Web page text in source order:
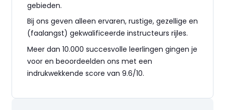
gebieden.
Bij ons geven alleen ervaren, rustige, gezellige en
(faalangst) gekwalificeerde instructeurs rijles.
Meer dan 10.000 succesvolle leerlingen gingen je
voor en beoordeelden ons met een
indrukwekkende score van 9.6/10.